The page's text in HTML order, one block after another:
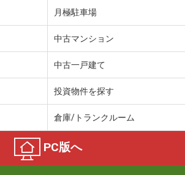
月極駐車場
中古マンション
中古一戸建て
投資物件を探す
倉庫/トランクルーム
PC版へ